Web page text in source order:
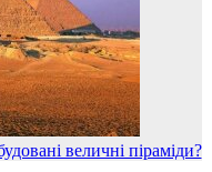
величні піраміди?